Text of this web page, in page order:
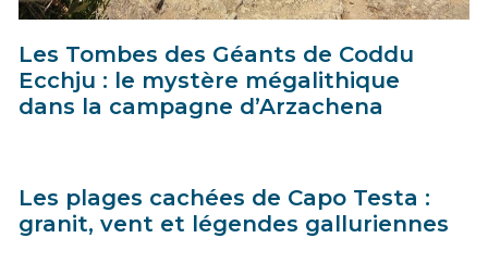
Les Tombes des Géants de Coddu
Ecchju : le mystère mégalithique
dans la campagne d’Arzachena
Les plages cachées de Capo Testa :
granit, vent et légendes galluriennes